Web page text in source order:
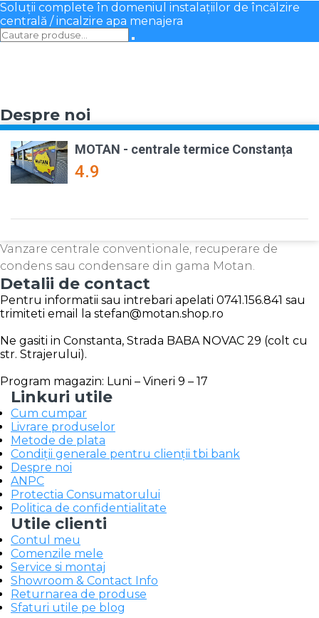
Soluții complete în domeniul instalațiilor de încălzire
centrală / incalzire apa menajera
Despre noi
MOTAN - centrale termice Constanța
4.9
Vanzare centrale conventionale, recuperare de
condens sau condensare din gama Motan.
Detalii de contact
Pentru informatii sau intrebari apelati 0741.156.841 sau
trimiteti email la stefan@motan.shop.ro
Ne gasiti in Constanta, Strada BABA NOVAC 29 (colt cu
str. Strajerului).
Program magazin: Luni – Vineri 9 – 17
Linkuri utile
Cum cumpar
Livrare produselor
Metode de plata
Condiții generale pentru clienții tbi bank
Despre noi
ANPC
Protectia Consumatorului
Politica de confidentialitate
Utile clienti
Contul meu
Comenzile mele
Service si montaj
Showroom & Contact Info
Returnarea de produse
Sfaturi utile pe blog